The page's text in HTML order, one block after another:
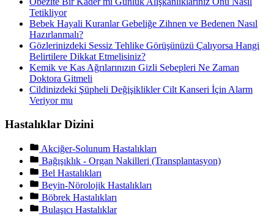
Tetikliyor
Bebek Hayali Kuranlar Gebeliğe Zihnen ve Bedenen Nasıl
Hazırlanmalı?
Gözlerinizdeki Sessiz Tehlike Görüşünüzü Çalıyorsa Hangi
Belirtilere Dikkat Etmelisiniz?
Kemik ve Kas Ağrılarınızın Gizli Sebepleri Ne Zaman
Doktora Gitmeli
Cildinizdeki Şüpheli Değişiklikler Cilt Kanseri İçin Alarm
Veriyor mu
Hastalıklar Dizini
Akciğer-Solunum Hastalıkları
Bağışıklık - Organ Nakilleri (Transplantasyon)
Bel Hastalıkları
Beyin-Nörolojik Hastalıkları
Böbrek Hastalıkları
Bulaşıcı Hastalıklar